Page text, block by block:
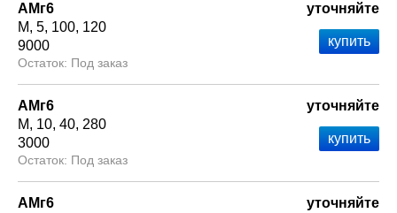
АМг6
М 5 100 120
9000
Под заказ
уточняйте
АМг6
М
10 40 280
3000
Под заказ
уточняйте
АМг6
уточняйте